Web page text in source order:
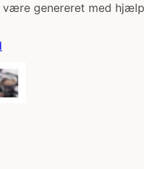
være genereret med